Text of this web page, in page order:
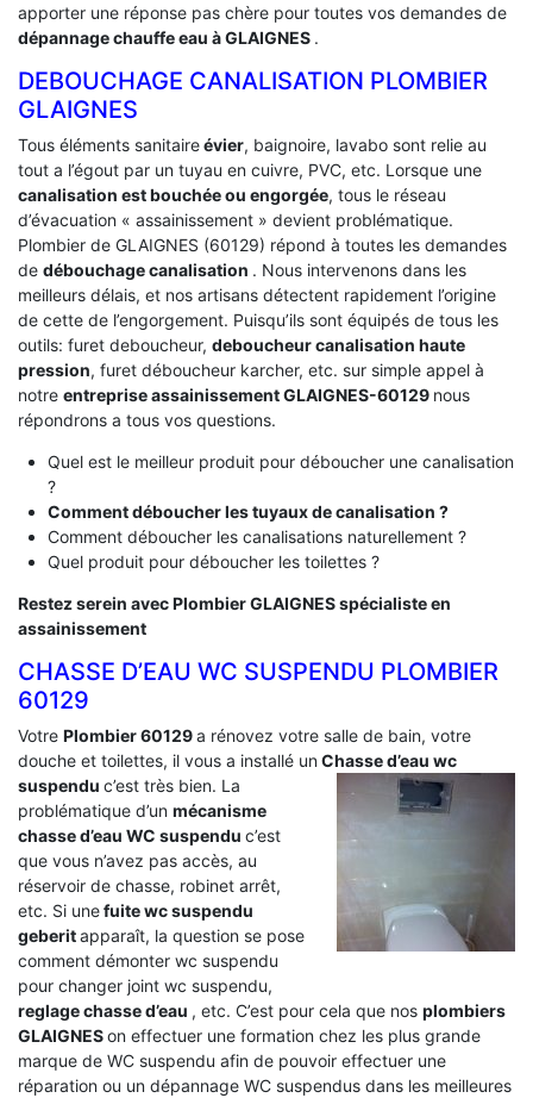
apporter une réponse pas chère pour toutes vos demandes de
dépannage chauffe eau à GLAIGNES .
DEBOUCHAGE CANALISATION PLOMBIER
GLAIGNES
Tous éléments sanitaireévier, baignoire, lavabo sont relie au
tout a l’égout par un tuyau en cuivre, PVC, etc. Lorsque une
canalisation est bouchée ou engorgée, tous le réseau
d’évacuation « assainissement » devient problématique.
Plombier de GLAIGNES (60129) répond à toutes les demandes
de débouchage canalisation . Nous intervenons dans les
meilleurs délais, et nos artisans détectent rapidement l’origine
de cette de l’engorgement. Puisqu’ils sont équipés de tous les
outils: furet deboucheur, deboucheur canalisation haute
pression, furet déboucheur karcher, etc. sur simple appel à
notre entreprise assainissement GLAIGNES-60129 nous
répondrons a tous vos questions.
Quel est le meilleur produit pour déboucher une canalisation
?
Comment déboucher les tuyaux de canalisation ?
Comment déboucher les canalisations naturellement ?
Quel produit pour déboucher les toilettes ?
Restez serein avec Plombier GLAIGNES spécialiste en
assainissement
CHASSE D’EAU WC SUSPENDU PLOMBIER
60129
Votre Plombier 60129a rénovez votre salle de bain, votre
douche et toilettes, il vous a installé unChasse d’eau wc
suspendu c’est très bien. La
problématique d’un mécanisme
chasse d’eau WC suspendu c’est
que vous n’avez pas accès, au
réservoir de chasse, robinet arrêt,
etc. Si unefuite wc suspendu
geberitapparaît, la question se pose
comment démonter wc suspendu
pour changer joint wc suspendu,
reglage chasse d’eau , etc. C’est pour cela que nos plombiers
GLAIGNESon effectuer une formation chez les plus grande
marque de WC suspendu afin de pouvoir effectuer une
réparation ou un dépannage WC suspendus dans les meilleures